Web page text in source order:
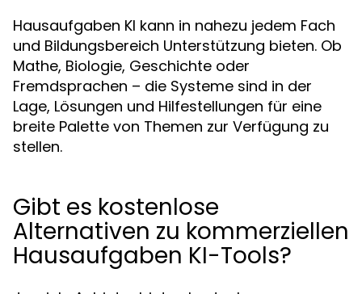
Hausaufgaben KI kann in nahezu jedem Fach
und Bildungsbereich Unterstützung bieten. Ob
Mathe, Biologie, Geschichte oder
Fremdsprachen – die Systeme sind in der
Lage, Lösungen und Hilfestellungen für eine
breite Palette von Themen zur Verfügung zu
stellen.
Gibt es kostenlose
Alternativen zu kommerziellen
Hausaufgaben KI-Tools?